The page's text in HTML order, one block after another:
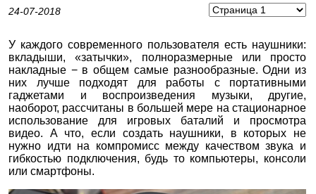
24-07-2018
У каждого современного пользователя есть наушники:
вкладыши, «затычки», полноразмерные или просто
накладные − в общем самые разнообразные. Одни из
них лучше подходят для работы с портативными
гаджетами и воспроизведения музыки, другие,
наоборот, рассчитаны в большей мере на стационарное
использование для игровых баталий и просмотра
видео. А что, если создать наушники, в которых не
нужно идти на компромисс между качеством звука и
гибкостью подключения, будь то компьютеры, консоли
или смартфоны.